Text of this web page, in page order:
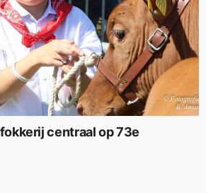
centraal op 73e